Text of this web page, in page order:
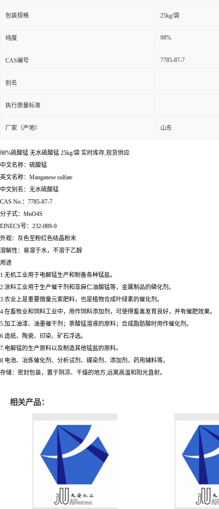
包装规格 25kg/袋
纯度 98%
CAS编号 7785-87-7
别名
执行质量标准
厂家（产地） 山东
98%硫酸锰 无水硫酸锰 25kg/袋 实时库存,现货供应
中文名称：硫酸锰
英文名称：Manganese sulfate
中文别名：无水硫酸锰
CAS No.：7785-87-7
分子式：MnO4S
EINECS号：232-089-9
外观：灰色至粉红色结晶粉末
溶解性：易溶于水，不溶于乙醇
用途
1.无机工业用于电解锰生产和制备各种锰盐。
2.涂料工业用于生产催干剂和亚麻仁油酸锰等，金属制品的磷化剂。
3.农业上是重要微量元索肥料，也是植物合成叶绿素的催化剂。
4.在畜牧业和饲料工业中，用作饲料添加剂，可使得畜禽发育良好，并有催肥效果。
5.加工油漆、油墨催干剂；荼酸锰溶液的原料；合成脂肪酸时用作催化剂。
6.造纸、陶瓷、印染、矿石浮选。
7.电解锰的生产原料以及制造其他锰盐的原料。
8.电池、冶炼催化剂、分析试剂、媒染剂、添加剂、药用辅料等。
存储：密封包装，置于阴凉、干燥的地方,远离高温和阳光直射。
相关产品：